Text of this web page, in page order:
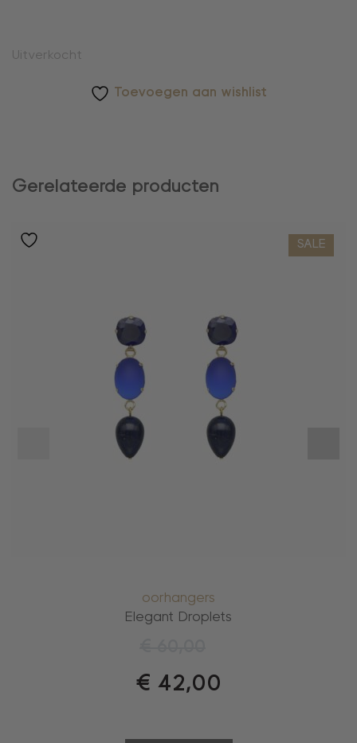
Uitverkocht
Toevoegen aan wishlist
Gerelateerde producten
SALE
oorhangers
Elegant Droplets
€ 42,00